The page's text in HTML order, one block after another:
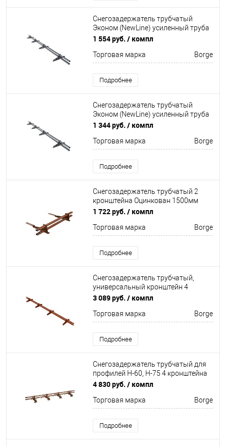
Снегозадержатель трубчатый
Эконом (NewLine) усиленный труба
овал 20х40мм 4 кронштейна
3000мм Borge
1 554 руб. / компл
Торговая марка Borge
Подробнее
Снегозадержатель трубчатый
Эконом (NewLine) усиленный труба
овал 20х40мм 4 кронштейна
3000мм Borge
1 344 руб. / компл
Торговая марка Borge
Подробнее
Снегозадержатель трубчатый 2
кронштейна Оцинкован 1500мм
Borge
1 722 руб. / компл
Торговая марка Borge
Подробнее
Снегозадержатель трубчатый,
универсальный кронштейн 4
кронштейна Оцинков+порошковый
3 089 руб. / компл
Торговая марка Borge
Подробнее
Снегозадержатель трубчатый для
профилей Н-60, Н-75 4 кронштейна
Оцинкован 3000мм Borge
4 830 руб. / компл
Торговая марка Borge
Подробнее